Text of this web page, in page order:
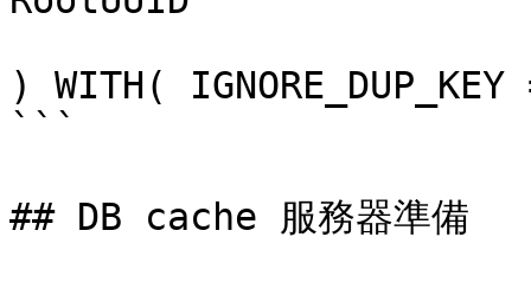
) WITH(
```
## DB cache 服務器準備